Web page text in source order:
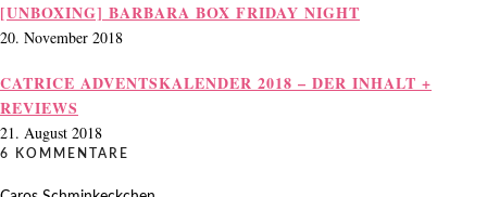
[UNBOXING] BARBARA BOX FRIDAY NIGHT
20. November 2018
CATRICE ADVENTSKALENDER 2018 – DER INHALT +
REVIEWS
21. August 2018
6 KOMMENTARE